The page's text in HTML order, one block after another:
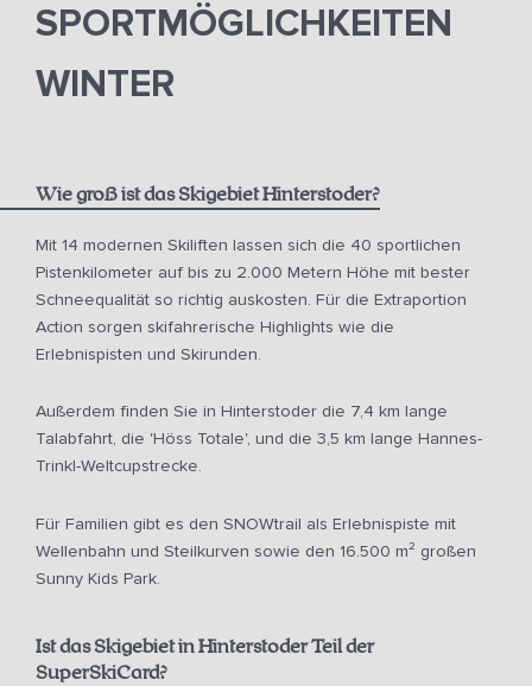
SPORTMÖGLICHKEITEN
WINTER
Wie groß ist das Skigebiet Hinterstoder?
Mit 14 modernen Skiliften lassen sich die 40 sportlichen
Pistenkilometer auf bis zu 2.000 Metern Höhe mit bester
Schneequalität so richtig auskosten. Für die Extraportion
Action sorgen skifahrerische Highlights wie die
Erlebnispisten und Skirunden.
Außerdem finden Sie in Hinterstoder die 7,4 km lange
Talabfahrt, die 'Höss Totale', und die 3,5 km lange Hannes-
Trinkl-Weltcupstrecke.
Für Familien gibt es den SNOWtrail als Erlebnispiste mit
Wellenbahn und Steilkurven sowie den 16.500 m² großen
Sunny Kids Park.
Ist das Skigebiet in Hinterstoder Teil der
SuperSkiCard?